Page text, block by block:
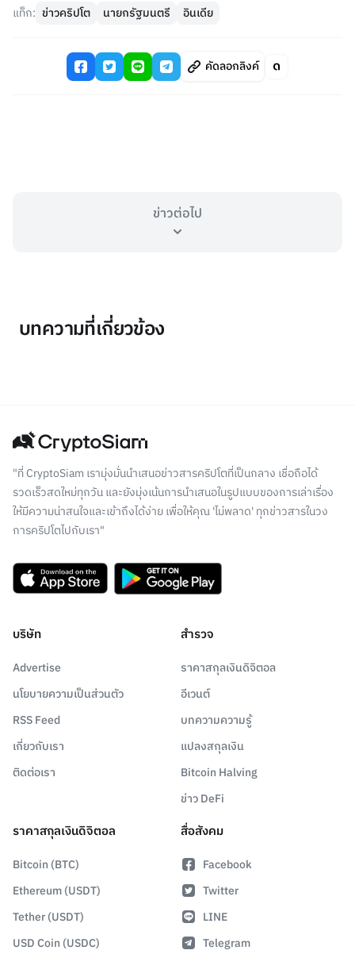
แท็ก: ข่าวคริปโต นายกรัฐมนตรี อินเดีย
คัดลอกลิงค์
ข่าวต่อไป
บทความที่เกี่ยวข้อง
"ที่ CryptoSiam เรามุ่งมั่นนำเสนอข่าวสารคริปโตที่เป็นกลาง เชื่อถือได้
รวดเร็วสดใหม่ทุกวัน และยังมุ่งเน้นการนำเสนอในรูปแบบของการเล่าเรื่อง
ให้มีความน่าสนใจและเข้าถึงได้ง่าย เพื่อให้คุณ 'ไม่พลาด' ทุกข่าวสารในวง
การคริปโตไปกับเรา"
บริษัท
Advertise
นโยบายความเป็นส่วนตัว
RSS Feed
เกี่ยวกับเรา
ติดต่อเรา
สำรวจ
ราคาสกุลเงินดิจิตอล
อีเวนต์
บทความความรู้
แปลงสกุลเงิน
Bitcoin Halving
ข่าว DeFi
ราคาสกุลเงินดิจิตอล
Bitcoin (BTC)
Ethereum (USDT)
Tether (USDT)
USD Coin (USDC)
สื่อสังคม
Facebook
Twitter
LINE
Telegram